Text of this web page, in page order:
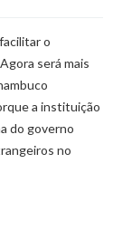
o
será mais
a instituição
do governo
no